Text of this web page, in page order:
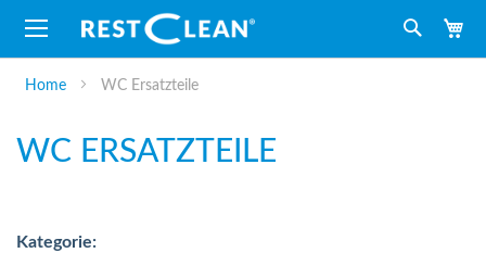
Suche
Home WC Ersatzteile
WC ERSATZTEILE
Kategorie